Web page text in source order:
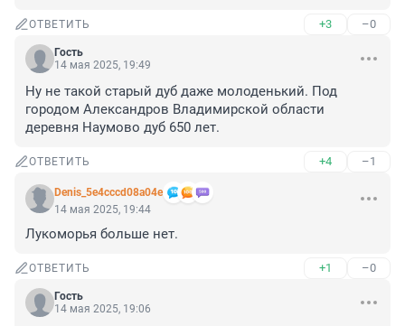
ОТВЕТИТЬ +3 –0
Гость
14 мая 2025, 19:49
Ну не такой старый дуб даже молоденький. Под
городом Александров Владимирской области
деревня Наумово дуб 650 лет.
ОТВЕТИТЬ +4 –1
Denis_5e4cccd08a04e
14 мая 2025, 19:44
Лукоморья больше нет.
ОТВЕТИТЬ +1 –0
Гость
14 мая 2025, 19:06